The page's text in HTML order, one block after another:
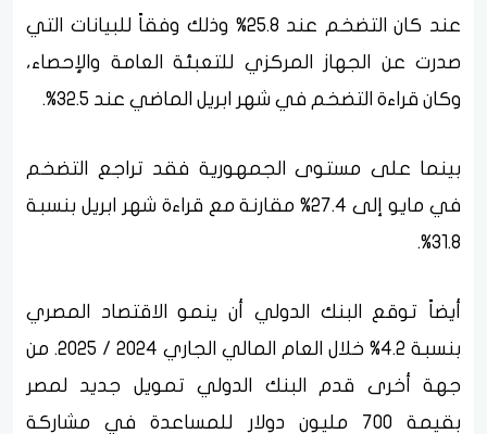
عند كان التضخم عند 25.8% وذلك وفقاً للبيانات التي
صدرت عن الجهاز المركزي للتعبئة العامة والإحصاء،
وكان قراءة التضخم في شهر ابريل الماضي عند 32.5%.
بينما على مستوى الجمهورية فقد تراجع التضخم
في مايو إلى 27.4% مقارنة مع قراءة شهر ابريل بنسبة
31.8%.
أيضاً توقع البنك الدولي أن ينمو الاقتصاد المصري
بنسبة 4.2% خلال العام المالي الجاري 2024 / 2025. من
جهة أخرى قدم البنك الدولي تمويل جديد لمصر
بقيمة 700 مليون دولار للمساعدة في مشاركة